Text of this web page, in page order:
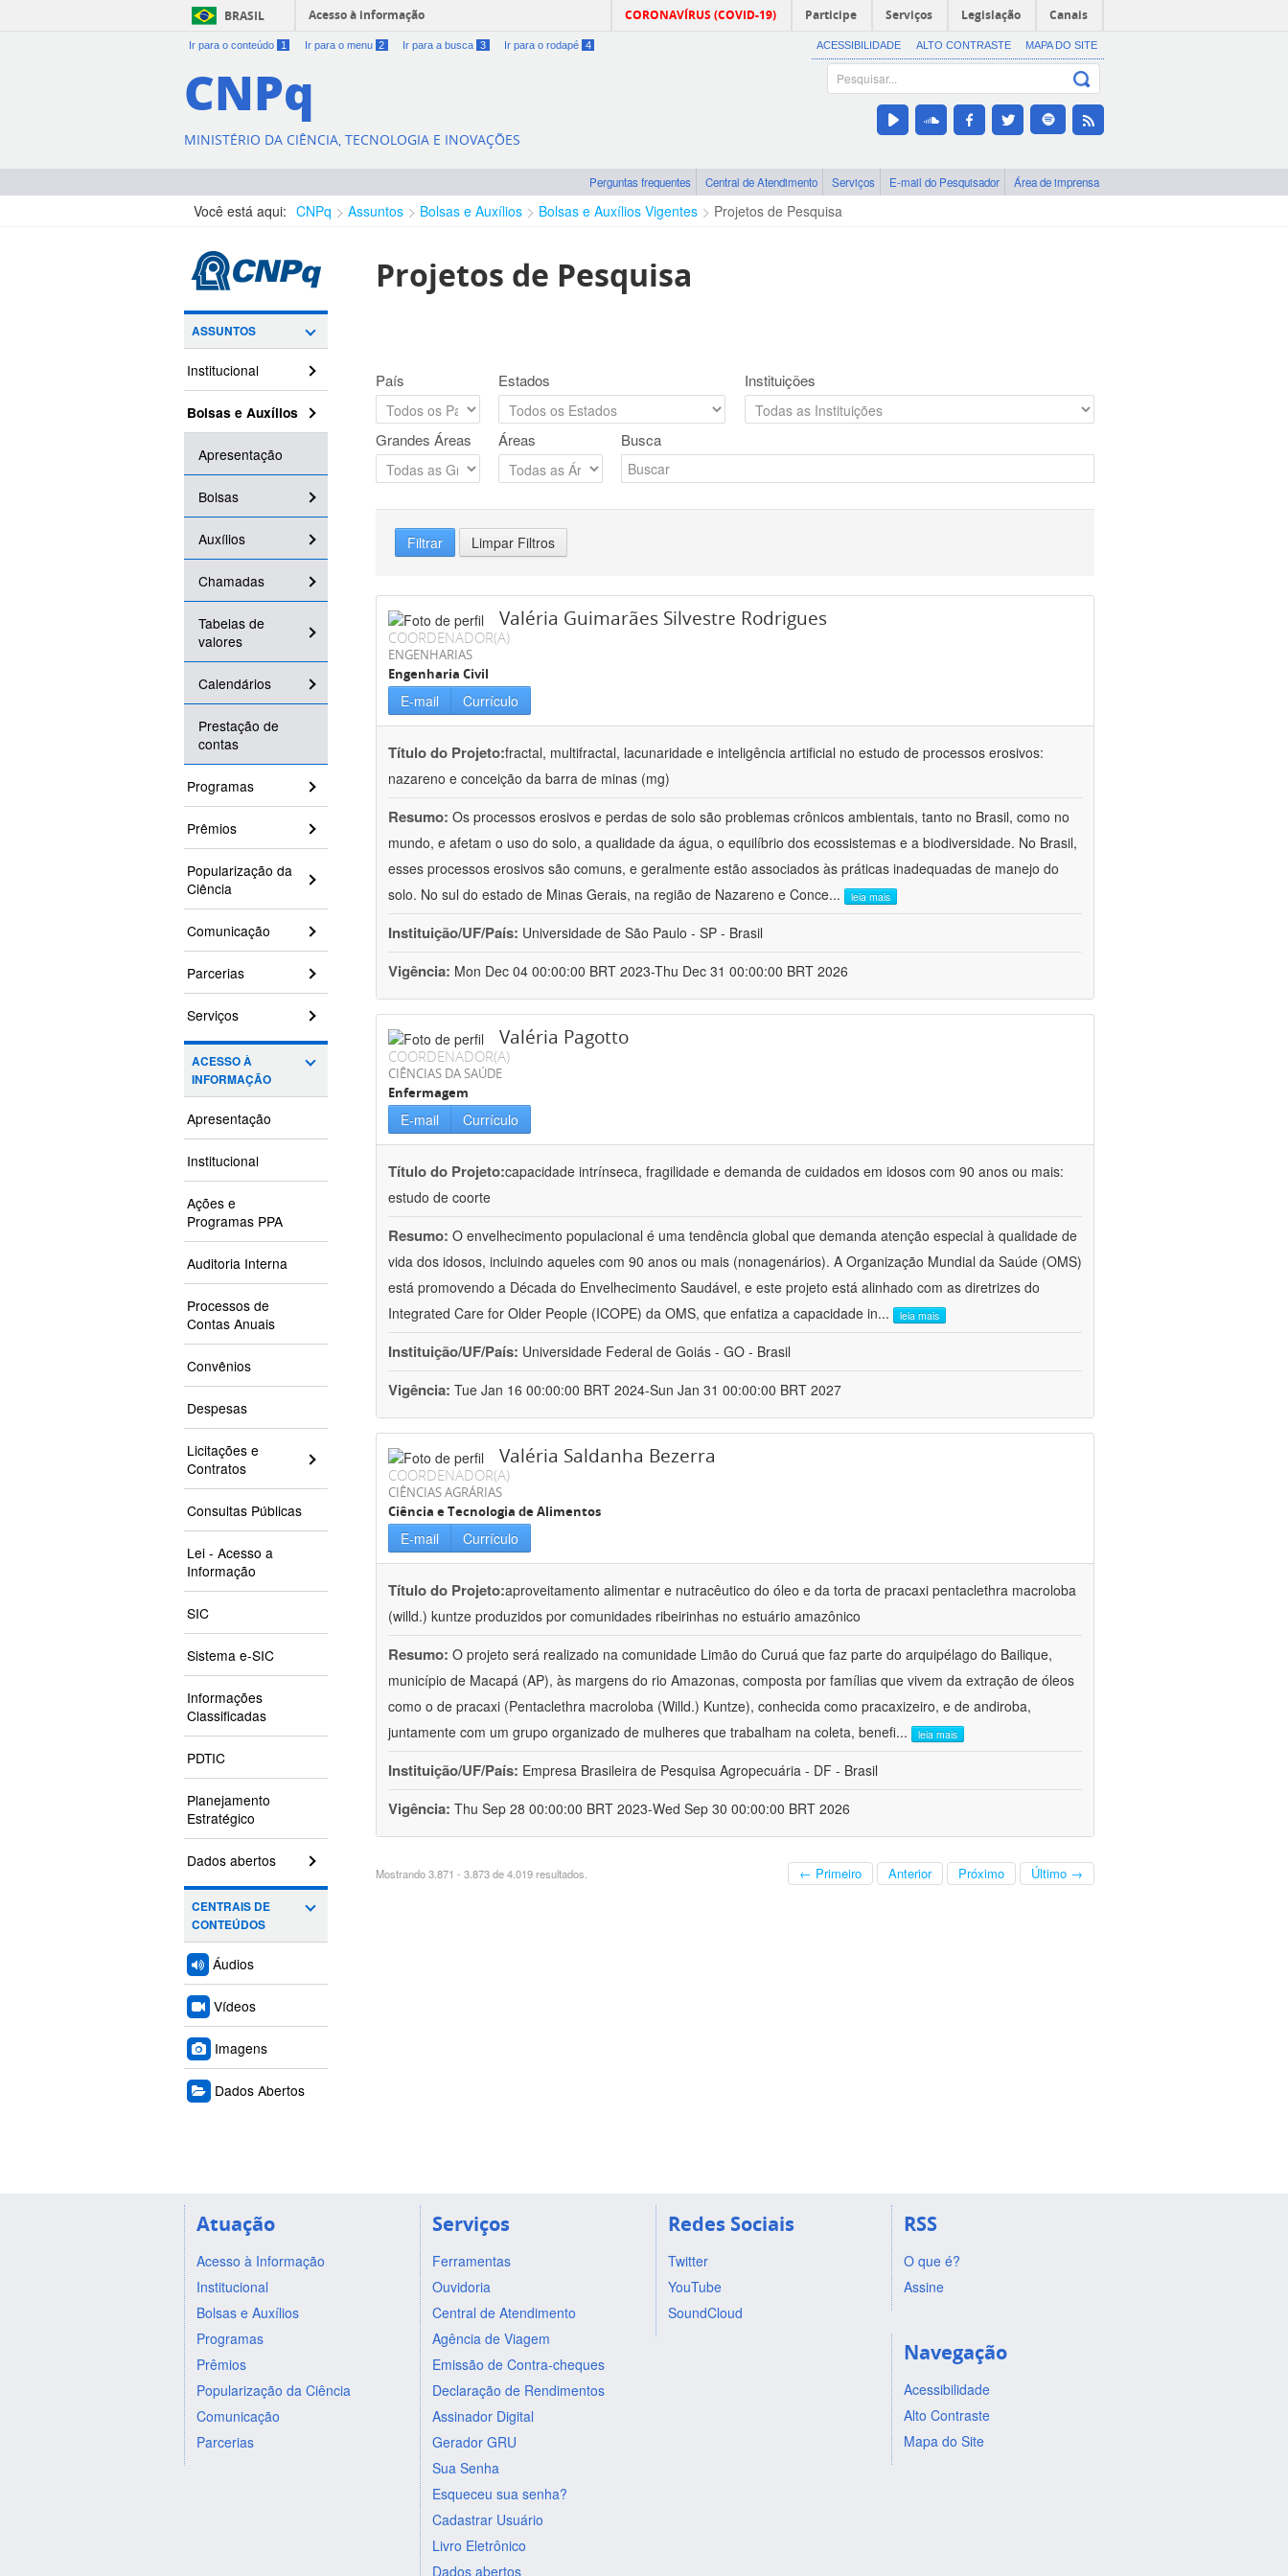
BRASIL Acesso à informação CORONAVÍRUS (COVID-19) Participe Serviços Legislação Canais
Ir para o conteúdo 1 Ir para o menu 2 Ir para a busca 3 Ir para o rodapé 4 ACESSIBILIDADE ALTO CONTRASTE MAPA DO SITE
CNPq
MINISTÉRIO DA CIÊNCIA, TECNOLOGIA E INOVAÇÕES
Perguntas frequentes Central de Atendimento Serviços E-mail do Pesquisador Área de imprensa
Você está aqui: CNPq Assuntos Bolsas e Auxílios Bolsas e Auxílios Vigentes Projetos de Pesquisa
ASSUNTOS
Institucional
Bolsas e Auxílios
Apresentação
Bolsas
Auxílios
Chamadas
Tabelas de
valores
Calendários
Prestação de
contas
Programas
Prêmios
Popularização da
Ciência
Comunicação
Parcerias
Serviços
ACESSO À
INFORMAÇÃO
Apresentação
Institucional
Ações e
Programas PPA
Auditoria Interna
Processos de
Contas Anuais
Convênios
Despesas
Licitações e
Contratos
Consultas Públicas
Lei - Acesso a
Informação
SIC
Sistema e-SIC
Informações
Classificadas
PDTIC
Planejamento
Estratégico
Dados abertos
CENTRAIS DE
CONTEÚDOS
Áudios
Vídeos
Imagens
Dados Abertos
Projetos de Pesquisa
País Estados Instituições
Grandes Áreas Áreas Busca
Filtrar Limpar Filtros
Valéria Guimarães Silvestre Rodrigues
COORDENADOR(A)
ENGENHARIAS
Engenharia Civil
E-mail Currículo
Título do Projeto:fractal, multifractal, lacunaridade e inteligência artificial no estudo de processos erosivos:
nazareno e conceição da barra de minas (mg)
Resumo: Os processos erosivos e perdas de solo são problemas crônicos ambientais, tanto no Brasil, como no
mundo, e afetam o uso do solo, a qualidade da água, o equilíbrio dos ecossistemas e a biodiversidade. No Brasil,
esses processos erosivos são comuns, e geralmente estão associados às práticas inadequadas de manejo do
solo. No sul do estado de Minas Gerais, na região de Nazareno e Conce... leia mais
Instituição/UF/País: Universidade de São Paulo - SP - Brasil
Vigência: Mon Dec 04 00:00:00 BRT 2023-Thu Dec 31 00:00:00 BRT 2026
Valéria Pagotto
COORDENADOR(A)
CIÊNCIAS DA SAÚDE
Enfermagem
E-mail Currículo
Título do Projeto:capacidade intrínseca, fragilidade e demanda de cuidados em idosos com 90 anos ou mais:
estudo de coorte
Resumo: O envelhecimento populacional é uma tendência global que demanda atenção especial à qualidade de
vida dos idosos, incluindo aqueles com 90 anos ou mais (nonagenários). A Organização Mundial da Saúde (OMS)
está promovendo a Década do Envelhecimento Saudável, e este projeto está alinhado com as diretrizes do
Integrated Care for Older People (ICOPE) da OMS, que enfatiza a capacidade in... leia mais
Instituição/UF/País: Universidade Federal de Goiás - GO - Brasil
Vigência: Tue Jan 16 00:00:00 BRT 2024-Sun Jan 31 00:00:00 BRT 2027
Valéria Saldanha Bezerra
COORDENADOR(A)
CIÊNCIAS AGRÁRIAS
Ciência e Tecnologia de Alimentos
E-mail Currículo
Título do Projeto:aproveitamento alimentar e nutracêutico do óleo e da torta de pracaxi pentaclethra macroloba
(willd.) kuntze produzidos por comunidades ribeirinhas no estuário amazônico
Resumo: O projeto será realizado na comunidade Limão do Curuá que faz parte do arquipélago do Bailique,
município de Macapá (AP), às margens do rio Amazonas, composta por famílias que vivem da extração de óleos
como o de pracaxi (Pentaclethra macroloba (Willd.) Kuntze), conhecida como pracaxizeiro, e de andiroba,
juntamente com um grupo organizado de mulheres que trabalham na coleta, benefi... leia mais
Instituição/UF/País: Empresa Brasileira de Pesquisa Agropecuária - DF - Brasil
Vigência: Thu Sep 28 00:00:00 BRT 2023-Wed Sep 30 00:00:00 BRT 2026
Mostrando 3.871 - 3.873 de 4.019 resultados. ← Primeiro Anterior Próximo Último →
Atuação
Acesso à Informação
Institucional
Bolsas e Auxílios
Programas
Prêmios
Popularização da Ciência
Comunicação
Parcerias
Serviços
Ferramentas
Ouvidoria
Central de Atendimento
Agência de Viagem
Emissão de Contra-cheques
Declaração de Rendimentos
Assinador Digital
Gerador GRU
Sua Senha
Esqueceu sua senha?
Cadastrar Usuário
Livro Eletrônico
Dados abertos
Redes Sociais
Twitter
YouTube
SoundCloud
RSS
O que é?
Assine
Navegação
Acessibilidade
Alto Contraste
Mapa do Site